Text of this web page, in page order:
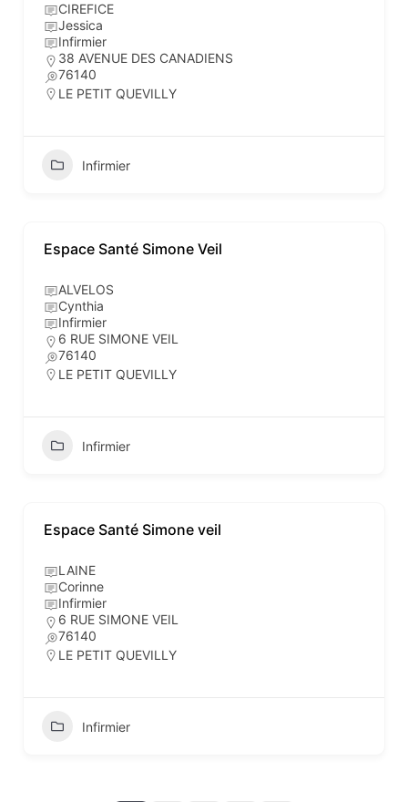
CIREFICE
Jessica
Infirmier
38 AVENUE DES CANADIENS
76140
LE PETIT QUEVILLY
Infirmier
Espace Santé Simone Veil
ALVELOS
Cynthia
Infirmier
6 RUE SIMONE VEIL
76140
LE PETIT QUEVILLY
Infirmier
Espace Santé Simone veil
LAINE
Corinne
Infirmier
6 RUE SIMONE VEIL
76140
LE PETIT QUEVILLY
Infirmier